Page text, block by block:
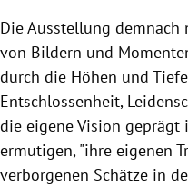
Die Ausstellung
von Bildern und
durch die Höhen und
Entschlossenheit,
die eigene Vision geprägt
ermutigen, "ihre eigenen
verborgenen Schätze in